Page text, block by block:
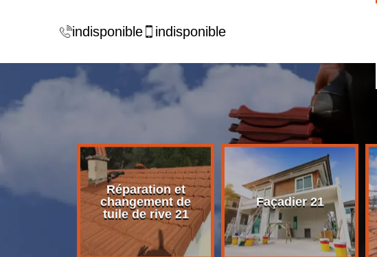
indisponible indisponible
de
Réparation et
changement de
tuile de rive 21
Façadier 21